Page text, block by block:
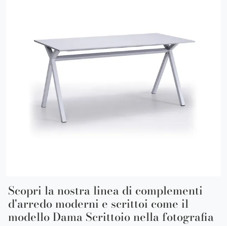
Scopri la nostra linea di complementi
d'arredo moderni e scrittoi come il
modello Dama Scrittoio nella fotografia